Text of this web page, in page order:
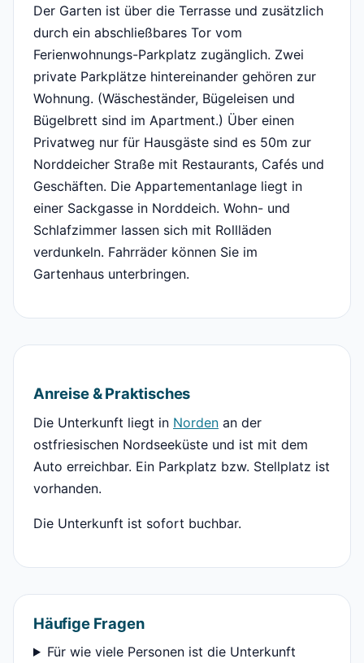
Der Garten ist über die Terrasse und zusätzlich
durch ein abschließbares Tor vom
Ferienwohnungs-Parkplatz zugänglich. Zwei
private Parkplätze hintereinander gehören zur
Wohnung. (Wäscheständer, Bügeleisen und
Bügelbrett sind im Apartment.) Über einen
Privatweg nur für Hausgäste sind es 50m zur
Norddeicher Straße mit Restaurants, Cafés und
Geschäften. Die Appartementanlage liegt in
einer Sackgasse in Norddeich. Wohn- und
Schlafzimmer lassen sich mit Rollläden
verdunkeln. Fahrräder können Sie im
Gartenhaus unterbringen.
Anreise & Praktisches
Die Unterkunft liegt in Norden an der
ostfriesischen Nordseeküste und ist mit dem
Auto erreichbar. Ein Parkplatz bzw. Stellplatz ist
vorhanden.
Die Unterkunft ist sofort buchbar.
Häufige Fragen
Für wie viele Personen ist die Unterkunft